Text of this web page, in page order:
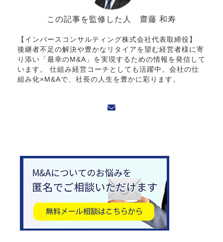
この記事を監修した人 齋藤 和寿
【インバースコンサルティング株式会社代表取締役】
後継者不足の解決や豊かなリタイアを望む経営者様に寄
り添い「最幸のM&A」を実現するための情報を発信して
います。 仕組み経営コーチとしても活躍中。会社の仕
組み化×M&Aで、社長の人生を豊かに彩ります。